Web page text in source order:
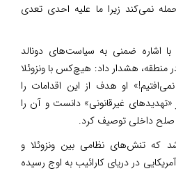
نمی‌کند زیرا ما علیه احدی تعدی
اشاره ضمنی به سیاست‌های دونالد
منطقه، هشدار داد: هیچ‌کس با ونزوئلا
او هدف از این اقدامات را
غیرقانونی» دانست و آن را
داخلی توصیف کرد.
که تنش‌های نظامی بین ونزوئلا و
در دریای کارائیب به اوج رسیده